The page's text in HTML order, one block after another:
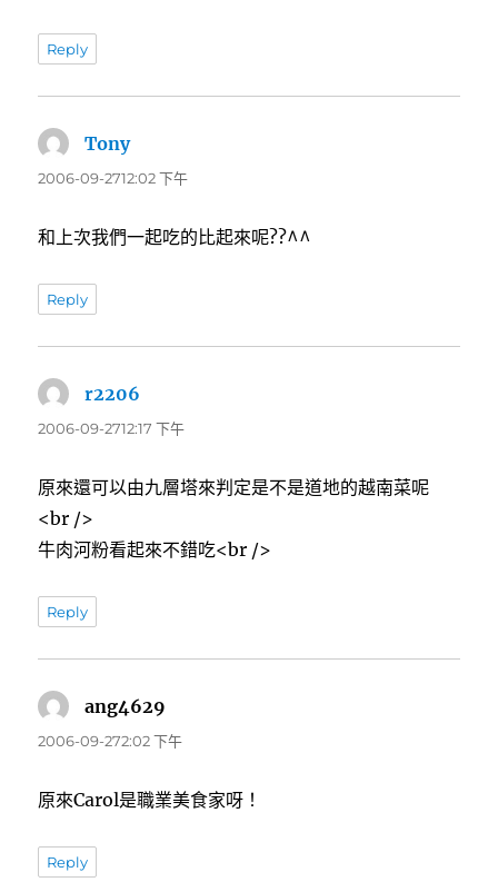
Reply
Tony表
示:
2006-09-2712:02 下午
和上次我們一起吃的比起來呢??^^
Reply
r2206
示:
2006-09-2712:17 下午
原來還可以由九層塔來判定是不是道地的越南菜呢
<br />
牛肉河粉看起來不錯吃<br />
Reply
ang4629
示:
2006-09-272:02 下午
原來Carol是職業美食家呀！
Reply